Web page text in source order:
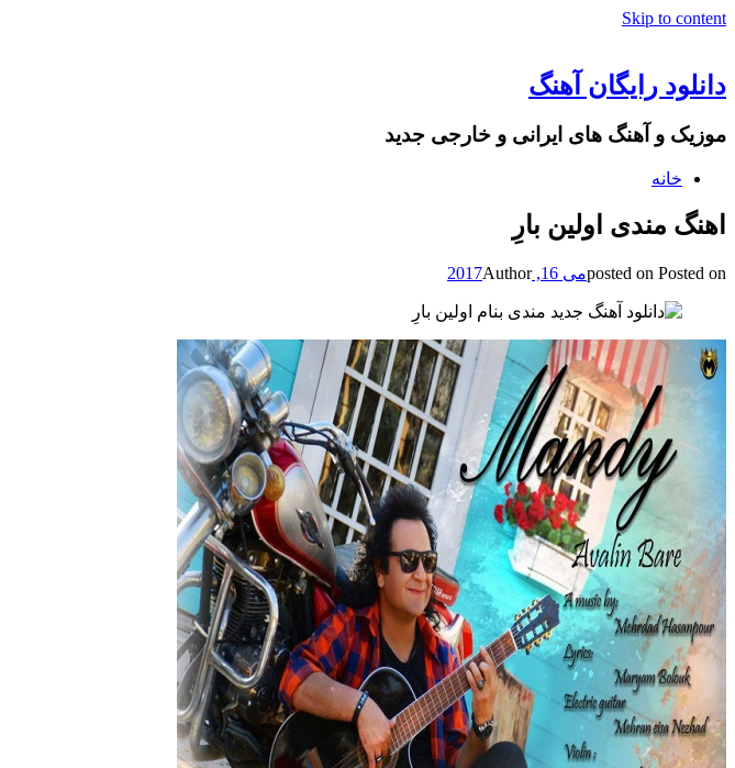
Skip to content
دانلود رایگان آهنگ
موزیک و آهنگ های ایرانی و خارجی جدید
خانه
اهنگ مندی اولین بارِ
posted on Posted on می 16, 2017 Author